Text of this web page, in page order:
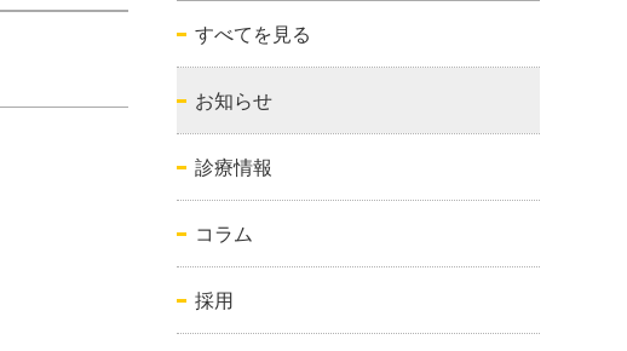
すべてを見る
お知らせ
診療情報
コラム
採用